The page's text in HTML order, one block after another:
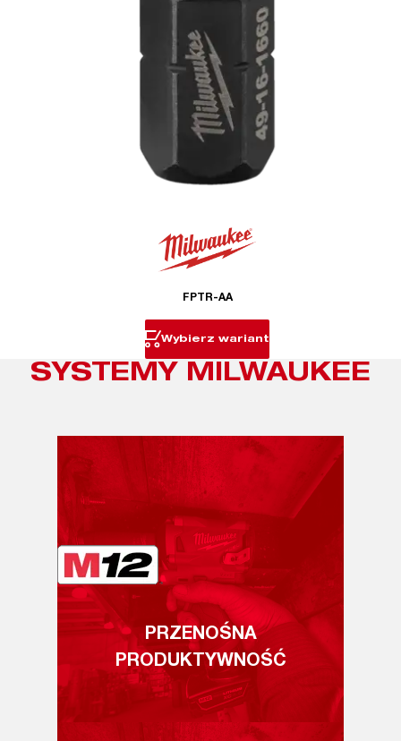
FPTR-AA
Wybierz wariant
SYSTEMY MILWAUKEE
PRZENOŚNA
PRODUKTYWNOŚĆ